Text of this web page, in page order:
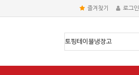
즐겨찾기 로그인